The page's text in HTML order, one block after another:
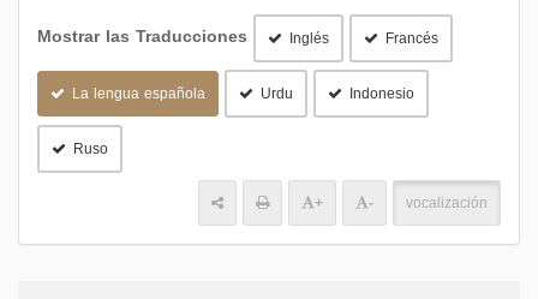
Mostrar las Traducciones Inglés Francés
La lengua española Urdu Indonesio
Ruso
+ - vocalización